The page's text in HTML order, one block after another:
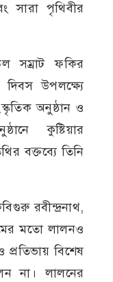
সারা পৃথিবীর
সম্রাট ফকির
উপলক্ষ্যে
অনুষ্ঠান ও
কুষ্টিয়ার
বক্তব্যে তিনি
রবীন্দ্রনাথ,
মতো লালনও
বিশেষ
না। লালনের